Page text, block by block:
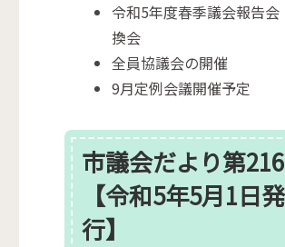
令和5年度春季議会報告会
換会
全員協議会の開催
9月定例会議開催予定
市議会だより第
【令和5年5月1日発
行】